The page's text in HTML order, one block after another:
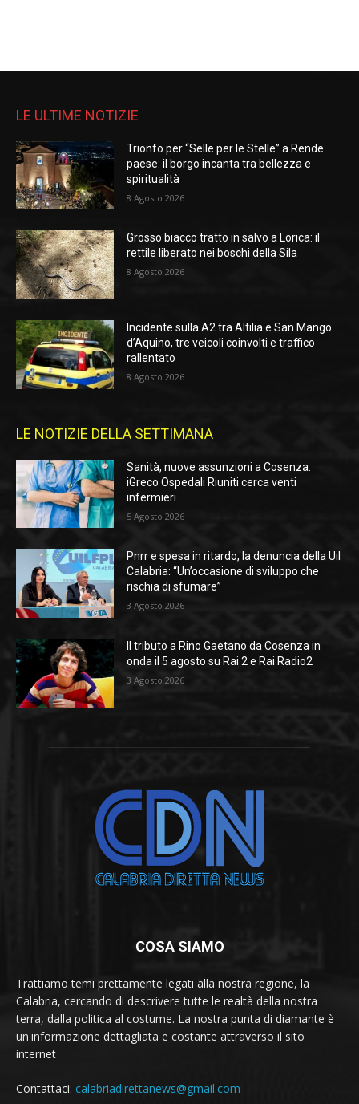
LE ULTIME NOTIZIE
Trionfo per “Selle per le Stelle” a Rende
paese: il borgo incanta tra bellezza e
spiritualità
8 Agosto 2026
Grosso biacco tratto in salvo a Lorica: il
rettile liberato nei boschi della Sila
8 Agosto 2026
Incidente sulla A2 tra Altilia e San Mango
d’Aquino, tre veicoli coinvolti e traffico
rallentato
8 Agosto 2026
LE NOTIZIE DELLA SETTIMANA
Sanità, nuove assunzioni a Cosenza:
iGreco Ospedali Riuniti cerca venti
infermieri
5 Agosto 2026
Pnrr e spesa in ritardo, la denuncia della Uil
Calabria: “Un’occasione di sviluppo che
rischia di sfumare”
3 Agosto 2026
Il tributo a Rino Gaetano da Cosenza in
onda il 5 agosto su Rai 2 e Rai Radio2
3 Agosto 2026
COSA SIAMO
Trattiamo temi prettamente legati alla nostra regione, la
Calabria, cercando di descrivere tutte le realtà della nostra
terra, dalla politica al costume. La nostra punta di diamante è
un'informazione dettagliata e costante attraverso il sito
internet
Contattaci: calabriadirettanews@gmail.com